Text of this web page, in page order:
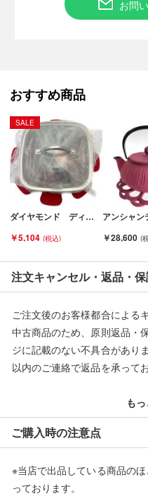
当店とは一切関係がございま
お問
おすすめ商品
SALE
ダイヤモンド ディープパン ソテーパン 22cm 2点セット ふた1点付 Bランク
￥5,104
￥28,600
注文キャンセル・返品・
ご注文後のお客様都合による
中古商品のため、原則返品・
ジに記載のない不具合があり
以内のご連絡で返品を承ってお
配送料ともに当社負担で対応
※オンラインストアで購入頂
できません。また、商品の修
返品・交換について
も
ご購入時の注意点
※当店で出品している商品の
っております。